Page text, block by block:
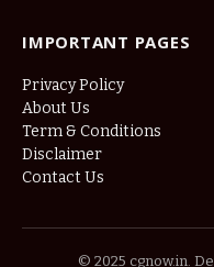
IMPORTANT PAGES
Privacy Policy
About Us
Term & Conditions
Disclaimer
Contact Us
© 2025 cgnow.in.